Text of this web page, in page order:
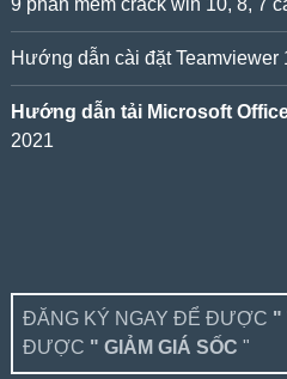
9 phần mềm crack win 10, 8, 7
Hướng dẫn cài đặt Teamviewer
Hướng dẫn tải Microsoft
2021
ĐĂNG KÝ NGAY ĐỂ ĐƯỢC "
ĐƯỢC " GIẢM GIÁ SỐC "